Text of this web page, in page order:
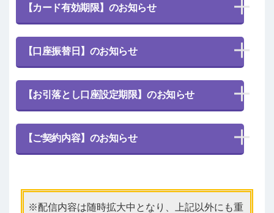
【カード有効期限】のお知らせ
【口座振替日】のお知らせ
【お引落とし口座設定期限】のお知らせ
【ご契約内容】のお知らせ
配信内容は随時拡大中となり、上記以外にも重